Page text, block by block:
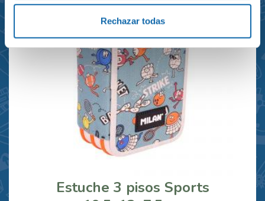
Rechazar todas
Estuche 3 pisos Sports